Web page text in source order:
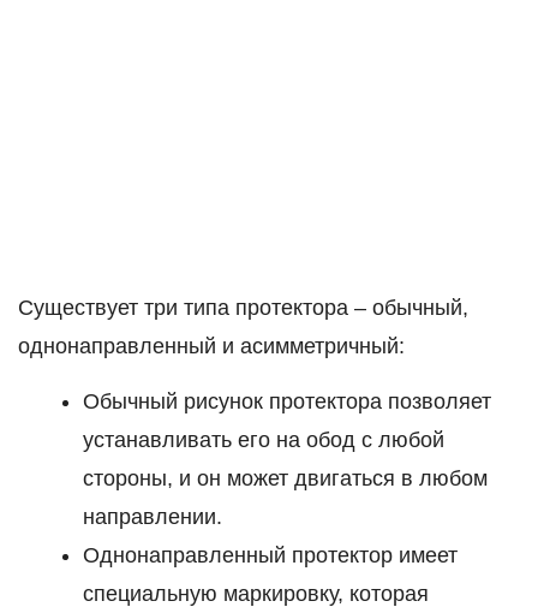
Существует три типа протектора – обычный,
однонаправленный и асимметричный:
Обычный рисунок протектора позволяет
устанавливать его на обод с любой
стороны, и он может двигаться в любом
направлении.
Однонаправленный протектор имеет
специальную маркировку, которая